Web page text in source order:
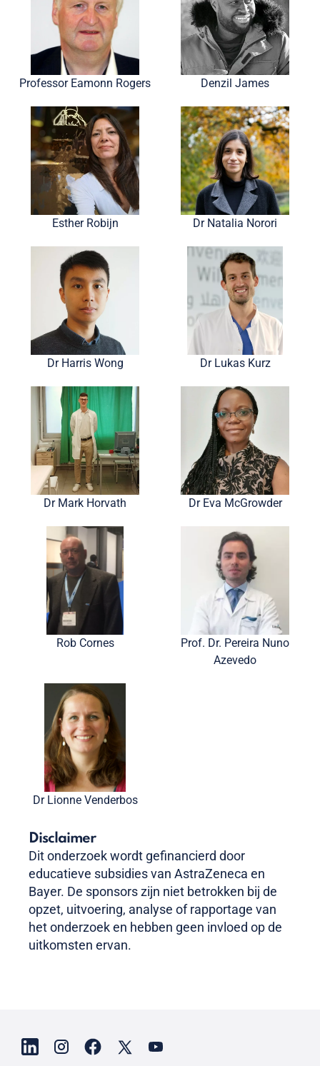
Professor Eamonn Rogers Denzil James
Esther Robijn Dr Natalia Norori
Dr Harris Wong Dr Lukas Kurz
Dr Mark Horvath Dr Eva McGrowder
Rob Cornes
Prof. Dr. Pereira Nuno
Azevedo
Dr Lionne Venderbos
Disclaimer
Dit onderzoek wordt gefinancierd door
educatieve subsidies van AstraZeneca en
Bayer. De sponsors zijn niet betrokken bij de
opzet, uitvoering, analyse of rapportage van
het onderzoek en hebben geen invloed op de
uitkomsten ervan.